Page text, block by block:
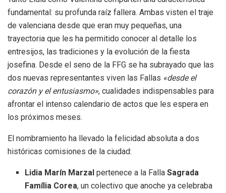
fundamental: su profunda raíz fallera. Ambas visten el traje
de valenciana desde que eran muy pequeñas, una
trayectoria que les ha permitido conocer al detalle los
entresijos, las tradiciones y la evolución de la fiesta
josefina. Desde el seno de la FFG se ha subrayado que las
dos nuevas representantes viven las Fallas «desde el
corazón y el entusiasmo», cualidades indispensables para
afrontar el intenso calendario de actos que les espera en
los próximos meses.
El nombramiento ha llevado la felicidad absoluta a dos
históricas comisiones de la ciudad:
Lidia Marín Marzal pertenece a la FallaSagrada
Família Corea, un colectivo que anoche ya celebraba